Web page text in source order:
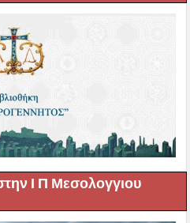
Ι Π Μεσολογγιου